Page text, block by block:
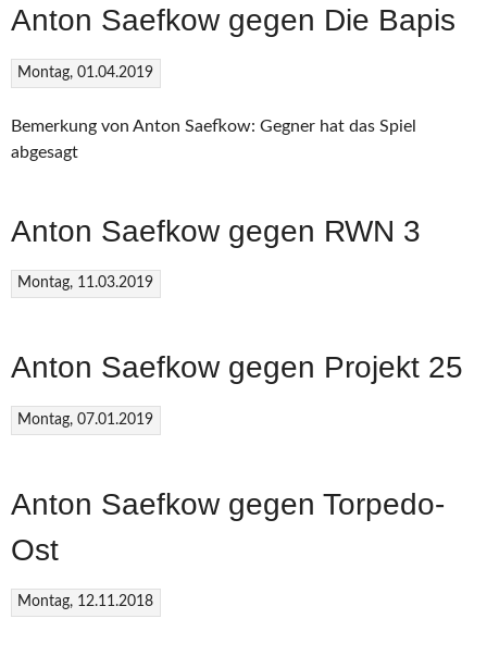
Anton Saefkow gegen Die Bapis
Montag, 01.04.2019
Bemerkung von Anton Saefkow: Gegner hat das Spiel
abgesagt
Anton Saefkow gegen RWN 3
Montag, 11.03.2019
Anton Saefkow gegen Projekt 25
Montag, 07.01.2019
Anton Saefkow gegen Torpedo-
Ost
Montag, 12.11.2018